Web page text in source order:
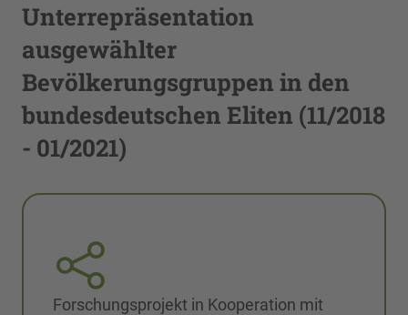
Unterrepräsentation
ausgewählter
Bevölkerungsgruppen in den
bundesdeutschen Eliten (11/2018
- 01/2021)
Forschungsprojekt in Kooperation mit